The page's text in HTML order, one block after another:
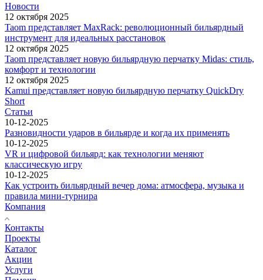
Новости
12 октября 2025
Taom представляет MaxRack: революционный бильярдный
инструмент для идеальных расстановок
12 октября 2025
Taom представляет новую бильярдную перчатку Midas: стиль,
комфорт и технологии
12 октября 2025
Kamui представляет новую бильярдную перчатку QuickDry
Short
Статьи
10-12-2025
Разновидности ударов в бильярде и когда их применять
10-12-2025
VR и цифровой бильярд: как технологии меняют
классическую игру
10-12-2025
Как устроить бильярдный вечер дома: атмосфера, музыка и
правила мини-турнира
Компания
Контакты
Проекты
Каталог
Акции
Услуги